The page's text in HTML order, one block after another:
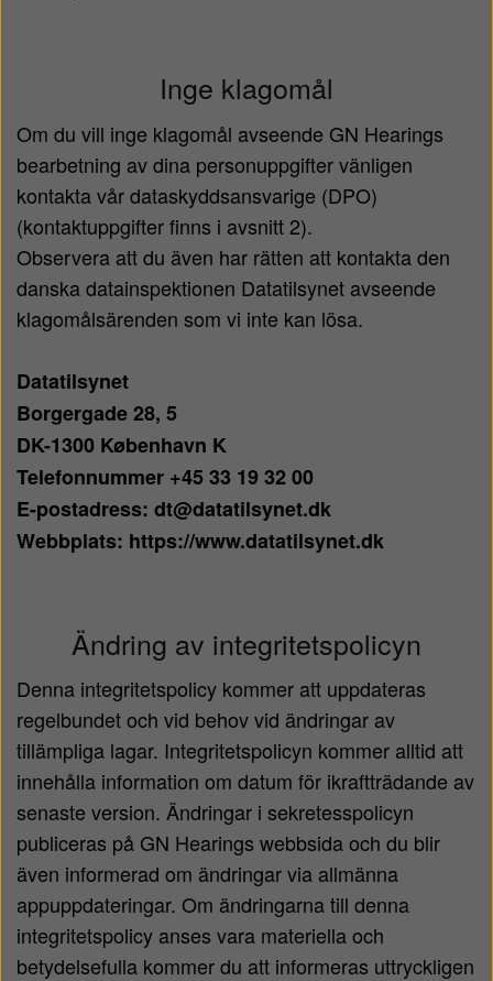
Inge klagomål
Om du vill inge klagomål avseende GN Hearings
bearbetning av dina personuppgifter vänligen
kontakta vår dataskyddsansvarige (DPO)
(kontaktuppgifter finns i avsnitt 2).
Observera att du även har rätten att kontakta den
danska datainspektionen Datatilsynet avseende
klagomålsärenden som vi inte kan lösa.
Datatilsynet
Borgergade 28, 5
DK-1300 København K
Telefonnummer +45 33 19 32 00
E-postadress: dt@datatilsynet.dk
Webbplats: https://www.datatilsynet.dk
Ändring av integritetspolicyn
Denna integritetspolicy kommer att uppdateras
regelbundet och vid behov vid ändringar av
tillämpliga lagar. Integritetspolicyn kommer alltid att
innehålla information om datum för ikraftträdande av
senaste version. Ändringar i sekretesspolicyn
publiceras på GN Hearings webbsida och du blir
även informerad om ändringar via allmänna
appuppdateringar. Om ändringarna till denna
integritetspolicy anses vara materiella och
betydelsefulla kommer du att informeras uttryckligen